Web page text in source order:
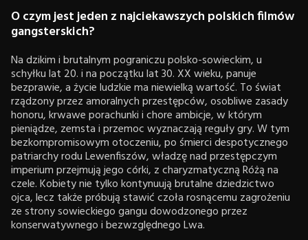
O czym jest jeden z najciekawszych polskich filmów
gangsterskich?
Na dzikim i brutalnym pograniczu polsko-sowieckim, u
schyłku lat 20. i na początku lat 30. XX wieku, panuje
bezprawie, a życie ludzkie ma niewielką wartość. To świat
rządzony przez amoralnych przestępców, osobliwe zasady
honoru, krwawe porachunki i chore ambicje, w którym
pieniądze, zemsta i przemoc wyznaczają reguły gry. W tym
bezkompromisowym otoczeniu, po śmierci despotycznego
patriarchy rodu Lewenfiszów, władzę nad przestępczym
imperium przejmują jego córki, z charyzmatyczną Różą na
czele. Kobiety nie tylko kontynuują brutalne dziedzictwo
ojca, lecz także próbują stawić czoła rosnącemu zagrożeniu
ze strony sowieckiego gangu dowodzonego przez
konserwatywnego i bezwzględnego Lwa.